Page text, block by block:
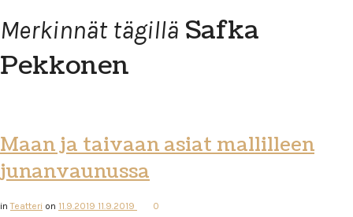
Merkinnät tägillä Safka
Pekkonen
Maan ja taivaan asiat mallilleen
junanvaunussa
inTeatteri on 11.9.2019 11.9.2019 0